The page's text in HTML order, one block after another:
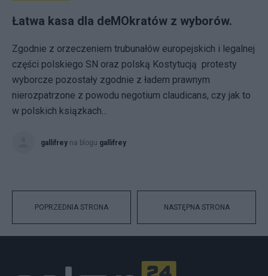
Łatwa kasa dla deMOkratów z wyborów.
Zgodnie z orzeczeniem trubunałów europejskich i legalnej
części polskiego SN oraz polską Kostytucją protesty
wyborcze pozostały zgodnie z ładem prawnym
nierozpatrzone z powodu negotium claudicans, czy jak to
w polskich ksiązkach...
gallifrey na blogu gallifrey
POPRZEDNIA STRONA NASTĘPNA STRONA